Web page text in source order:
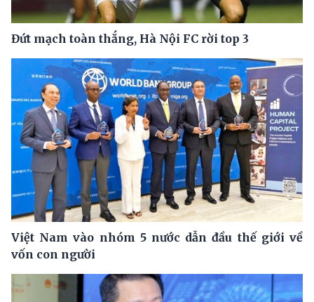
Đứt mạch toàn thắng, Hà Nội FC rời top 3
Việt Nam vào nhóm 5 nước dẫn đầu thế giới về
vốn con người